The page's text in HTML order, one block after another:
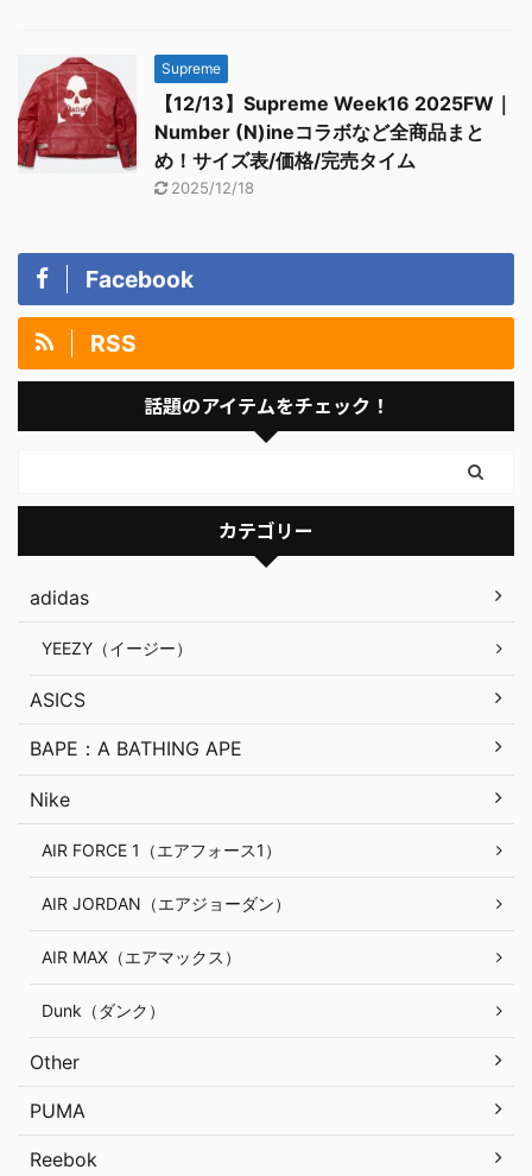
Supreme
【12/13】Supreme Week16 2025FW｜
Number (N)ineコラボなど全商品まと
め！サイズ表/価格/完売タイム
2025/12/18
Facebook
RSS
話題のアイテムをチェック！
カテゴリー
adidas
YEEZY（イージー）
ASICS
BAPE：A BATHING APE
Nike
AIR FORCE 1（エアフォース1）
AIR JORDAN（エアジョーダン）
AIR MAX（エアマックス）
Dunk（ダンク）
Other
PUMA
Reebok